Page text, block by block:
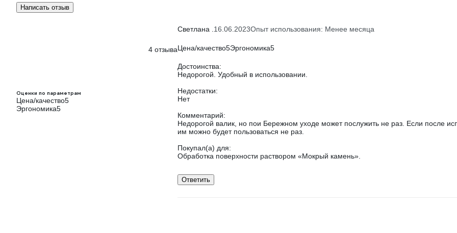
Написать отзыв
4 отзыва
Оценки по параметрам
Цена/качество5
Эргономика5
Светлана . 16.06.2023Опыт использования: Менее месяца
Цена/качество5Эргономика5
Достоинства:
Недорогой. Удобный в использовании.
Недостатки:
Нет
Комментарий:
Недорогой валик, но пои Бережном уходе может послужить не раз. Если после
им можно будет пользоваться не раз.
Покупал(а) для:
Обработка поверхности раствором «Мокрый камень».
Ответить